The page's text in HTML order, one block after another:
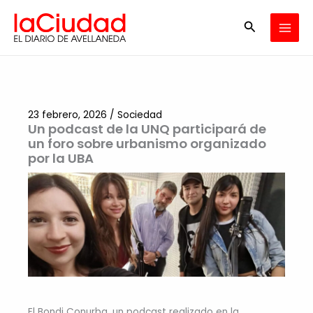
contenido
Buscar
Un podcast de la UNQ participará de
un foro sobre urbanismo organizado
por la UBA
23 febrero, 2026 / Sociedad